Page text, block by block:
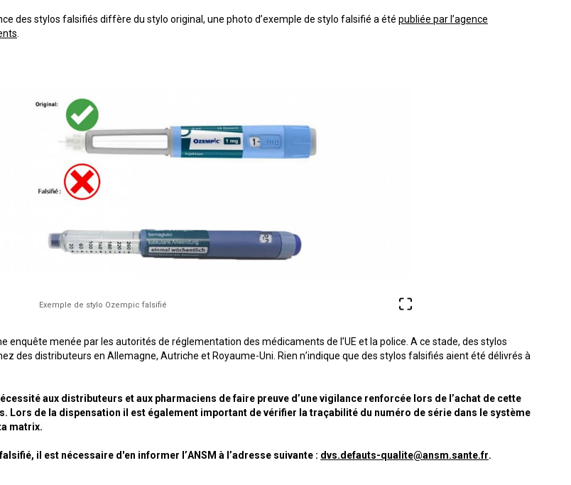
des stylos falsifiés diffère du stylo original, une photo d’exemple de stylo falsifié a été publiée par l’agence
Exemple de stylo Ozempic falsifié
enquête menée par les autorités de réglementation des médicaments de l’UE et la police. A ce stade, des stylos
des distributeurs en Allemagne, Autriche et Royaume-Uni. Rien n’indique que des stylos falsifiés aient été délivrés à
aux distributeurs et aux pharmaciens de faire preuve d’une vigilance renforcée lors de l’achat de cette
Lors de la dispensation il est également important de vérifier la traçabilité du numéro de série dans le système
matrix.
il est nécessaire d'en informer l’ANSM à l’adresse suivante : dvs.defauts-qualite@ansm.sante.fr.